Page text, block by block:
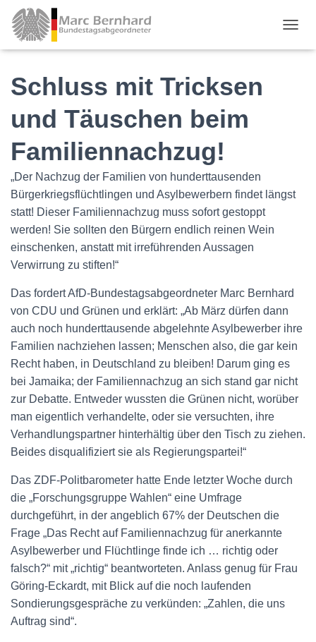
Schluss mit Tricksen
und Täuschen beim
Familiennachzug!
„Der Nachzug der Familien von hunderttausenden
Bürgerkriegsflüchtlingen und Asylbewerbern findet längst
statt! Dieser Familiennachzug muss sofort gestoppt
werden! Sie sollten den Bürgern endlich reinen Wein
einschenken, anstatt mit irreführenden Aussagen
Verwirrung zu stiften!“
Das fordert AfD-Bundestagsabgeordneter Marc Bernhard
von CDU und Grünen und erklärt: „Ab März dürfen dann
auch noch hunderttausende abgelehnte Asylbewerber ihre
Familien nachziehen lassen; Menschen also, die gar kein
Recht haben, in Deutschland zu bleiben! Darum ging es
bei Jamaika; der Familiennachzug an sich stand gar nicht
zur Debatte. Entweder wussten die Grünen nicht, worüber
man eigentlich verhandelte, oder sie versuchten, ihre
Verhandlungspartner hinterhältig über den Tisch zu ziehen.
Beides disqualifiziert sie als Regierungspartei!“
Das ZDF-Politbarometer hatte Ende letzter Woche durch
die „Forschungsgruppe Wahlen“ eine Umfrage
durchgeführt, in der angeblich 67% der Deutschen die
Frage „Das Recht auf Familiennachzug für anerkannte
Asylbewerber und Flüchtlinge finde ich … richtig oder
falsch?“ mit „richtig“ beantworteten. Anlass genug für Frau
Göring-Eckardt, mit Blick auf die noch laufenden
Sondierungsgespräche zu verkünden: „Zahlen, die uns
Auftrag sind“.